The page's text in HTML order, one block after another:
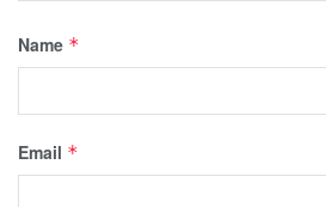
Name *
Email *